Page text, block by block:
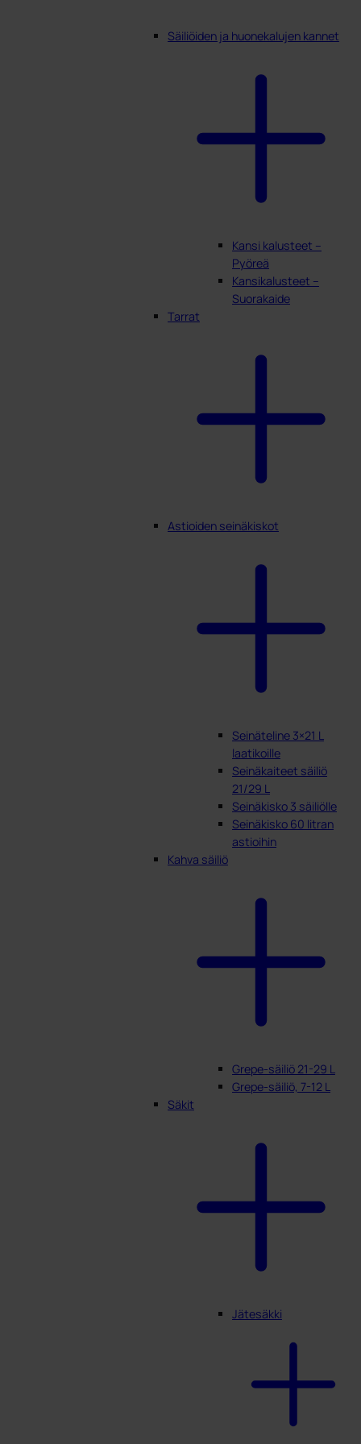
Säiliöiden ja huonekalujen kannet
Kansi kalusteet –
Pyöreä
Kansikalusteet –
Suorakaide
Tarrat
Astioiden seinäkiskot
Seinäteline 3×21 L
laatikoille
Seinäkaiteet säiliö
21/29 L
Seinäkisko 3 säiliölle
Seinäkisko 60 litran
astioihin
Kahva säiliö
Grepe-säiliö 21-29 L
Grepe-säiliö, 7-12 L
Säkit
Jätesäkki